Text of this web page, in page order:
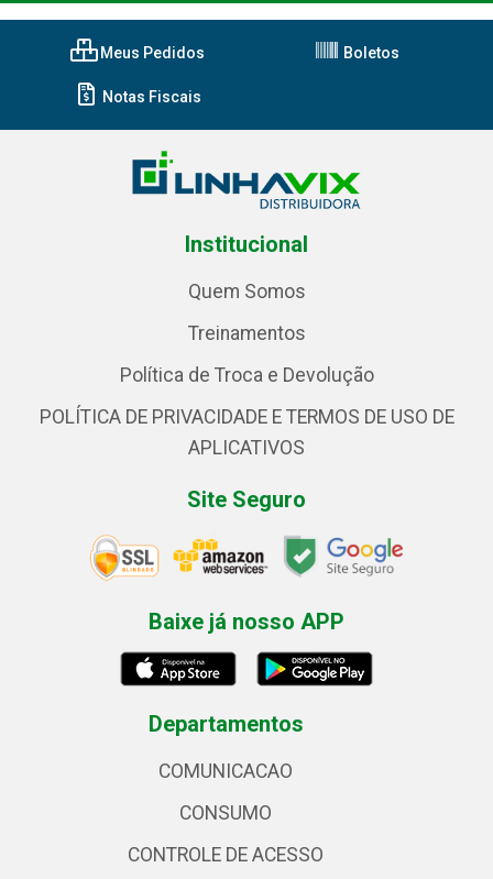
Meus Pedidos Boletos
Notas Fiscais
Institucional
Quem Somos
Treinamentos
Política de Troca e Devolução
POLÍTICA DE PRIVACIDADE E TERMOS DE USO DE
APLICATIVOS
Site Seguro
Baixe já nosso APP
Departamentos
COMUNICACAO
CONSUMO
CONTROLE DE ACESSO